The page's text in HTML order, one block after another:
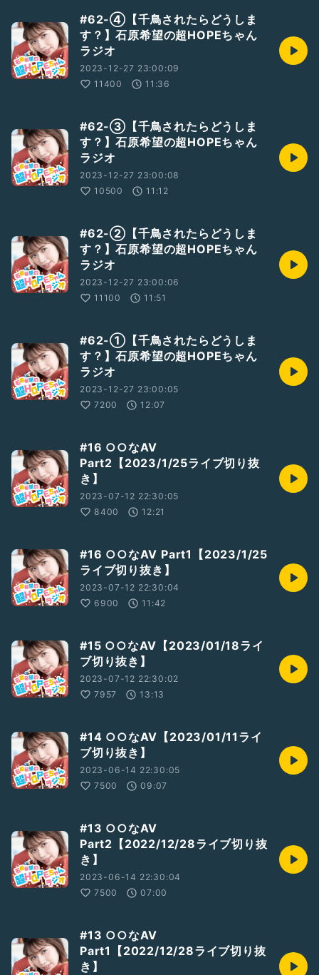
#62-④【千鳥されたらどうしま
す？】石原希望の超HOPEちゃん
ラジオ
2023-12-27 23:00:09
11400
11:36
#62-③【千鳥されたらどうしま
す？】石原希望の超HOPEちゃん
ラジオ
2023-12-27 23:00:08
10500
11:12
#62-②【千鳥されたらどうしま
す？】石原希望の超HOPEちゃん
ラジオ
2023-12-27 23:00:06
11100
11:51
#62-①【千鳥されたらどうしま
す？】石原希望の超HOPEちゃん
ラジオ
2023-12-27 23:00:05
7200
12:07
#16 ○○なAV
Part2【2023/1/25ライブ切り抜
き】
2023-07-12 22:30:05
8400
12:21
#16 ○○なAV Part1【2023/1/25
ライブ切り抜き】
2023-07-12 22:30:04
6900
11:42
#15 ○○なAV【2023/01/18ライ
ブ切り抜き】
2023-07-12 22:30:02
7957
13:13
#14 ○○なAV【2023/01/11ライ
ブ切り抜き】
2023-06-14 22:30:05
7500
09:07
#13 ○○なAV
Part2【2022/12/28ライブ切り抜
き】
2023-06-14 22:30:04
7500
07:00
#13 ○○なAV
Part1【2022/12/28ライブ切り抜
き】